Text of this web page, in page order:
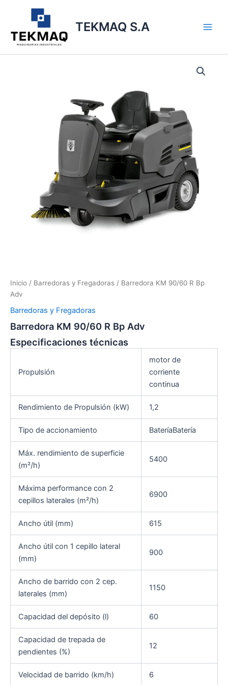
contenido
TEKMAQ S.A
Inicio / Barredoras y Fregadoras / Barredora KM 90/60 R Bp
Adv
Barredoras y Fregadoras
Barredora KM 90/60 R Bp Adv
Especificaciones técnicas
Propulsión
motor de
corriente
continua
Rendimiento de Propulsión (kW) 1,2
Tipo de accionamiento BateríaBatería
Máx. rendimiento de superficie
(m²/h)
5400
Máxima performance con 2
cepillos laterales (m²/h)
6900
Ancho útil (mm) 615
Ancho útil con 1 cepillo lateral
(mm)
900
Ancho de barrido con 2 cep.
laterales (mm)
1150
Capacidad del depósito (l) 60
Capacidad de trepada de
pendientes (%)
12
Velocidad de barrido (km/h) 6